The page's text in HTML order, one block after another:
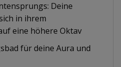
Deine
in ihrem
eine höhere Oktav
für deine Aura und